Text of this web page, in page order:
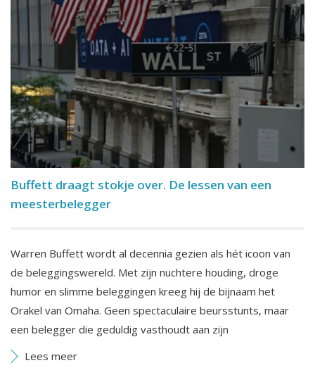
Buffett draagt stokje over. De lessen van een
meesterbelegger
Warren Buffett wordt al decennia gezien als hét icoon van
de beleggingswereld. Met zijn nuchtere houding, droge
humor en slimme beleggingen kreeg hij de bijnaam het
Orakel van Omaha. Geen spectaculaire beursstunts, maar
een belegger die geduldig vasthoudt aan zijn
Lees meer